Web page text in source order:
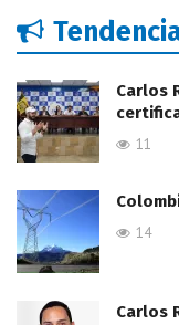
Carlos
11
14
Carlos